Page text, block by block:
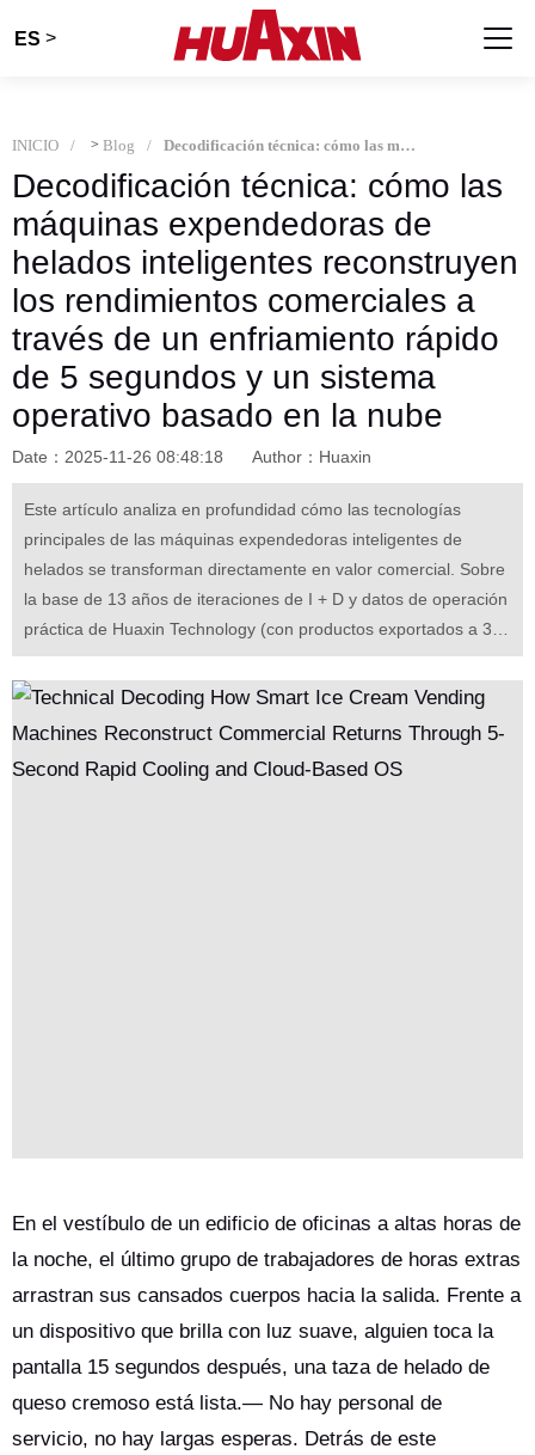
ES >
INICIO > Blog Decodificación técnica: cómo las máquinas expendedoras de helados inteligentes reconstruyen los rendimientos comerciales a través de un enfriamiento rápido de 5 segundos y un sistema operativo basado en la nube
Decodificación técnica: cómo las
máquinas expendedoras de
helados inteligentes reconstruyen
los rendimientos comerciales a
través de un enfriamiento rápido
de 5 segundos y un sistema
operativo basado en la nube
Date：2025-11-26 08:48:18 Author：Huaxin
Este artículo analiza en profundidad cómo las tecnologías
principales de las máquinas expendedoras inteligentes de
helados se transforman directamente en valor comercial. Sobre
la base de 13 años de iteraciones de I + D y datos de operación
práctica de Huaxin Technology (con productos exportados a 33
países), decodificaremos cómo las tecnologías duras como los
compresores inversores de accionamiento completo, el sistema
puntos de dolor de la industria de eficiencia, estabilidad y
En el vestíbulo de un edificio de oficinas a altas horas de
la noche, el último grupo de trabajadores de horas extras
arrastran sus cansados cuerpos hacia la salida. Frente a
un dispositivo que brilla con luz suave, alguien toca la
pantalla 15 segundos después, una taza de helado de
queso cremoso está lista.— No hay personal de
servicio, no hay largas esperas. Detrás de este